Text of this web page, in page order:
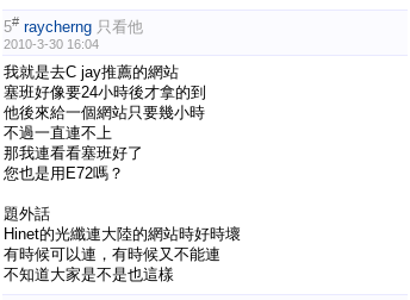
5# raycherng 只看他
2010-3-30 16:04
我就是去C jay推薦的網站
塞班好像要24小時後才拿的到
他後來給一個網站只要幾小時
不過一直連不上
那我連看看塞班好了
您也是用E72嗎？
題外話
Hinet的光纖連大陸的網站時好時壞
有時候可以連，有時候又不能連
不知道大家是不是也這樣